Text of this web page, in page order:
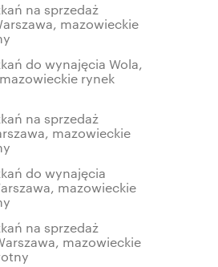
na sprzedaż
mazowieckie
do wynajęcia Wola,
rynek
na sprzedaż
mazowieckie
do wynajęcia
mazowieckie
na sprzedaż
mazowieckie